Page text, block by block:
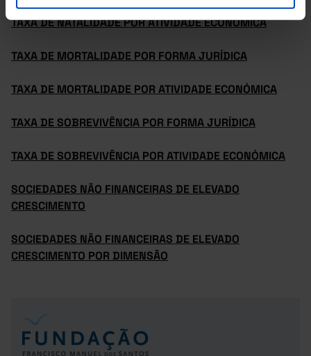
TAXA DE NATALIDADE POR ATIVIDADE ECONÓMICA
TAXA DE MORTALIDADE POR FORMA JURÍDICA
TAXA DE MORTALIDADE POR ATIVIDADE ECONÓMICA
TAXA DE SOBREVIVÊNCIA POR FORMA JURÍDICA
TAXA DE SOBREVIVÊNCIA POR ATIVIDADE ECONÓMICA
SOCIEDADES NÃO FINANCEIRAS DE ELEVADO
CRESCIMENTO
SOCIEDADES NÃO FINANCEIRAS DE ELEVADO
CRESCIMENTO POR DIMENSÃO